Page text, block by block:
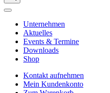
Unternehmen
Aktuelles
Events & Termine
Downloads
Shop
Kontakt aufnehmen
Mein Kundenkonto